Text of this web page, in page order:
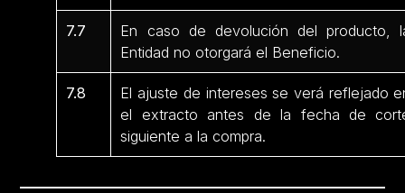
7.7
En caso de devolución del producto,
Entidad no otorgará el Beneficio.
7.8
El ajuste de intereses se verá reflejado
el extracto antes de la fecha de
siguiente a la compra.